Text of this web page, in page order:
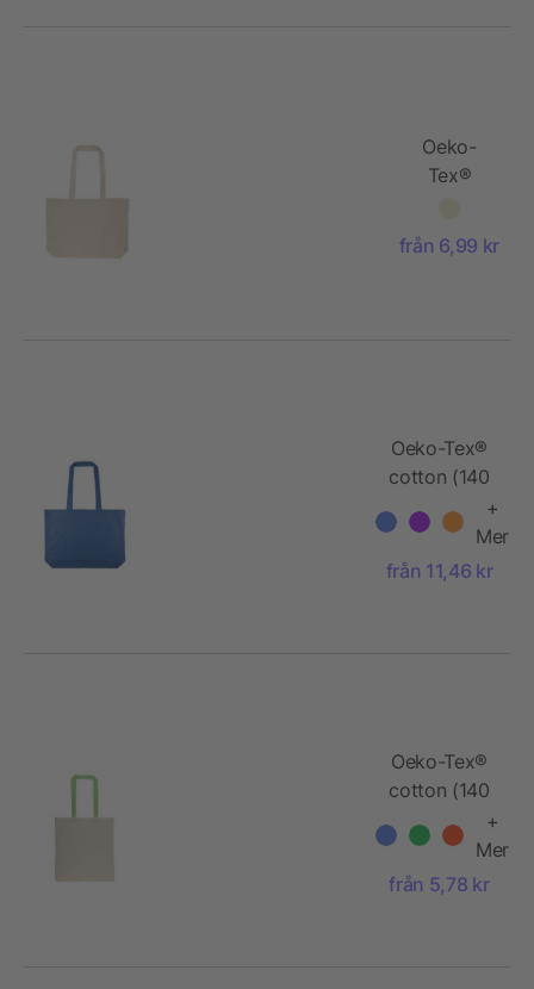
Oeko-
Tex®
(140 gsm)
shopping
från 6,99 kr
Oeko-Tex®
cotton (140
shopping
bag Tarin
+
Mer
från 11,46 kr
Oeko-Tex®
cotton (140
shopping
bag Maris
+
Mer
från 5,78 kr